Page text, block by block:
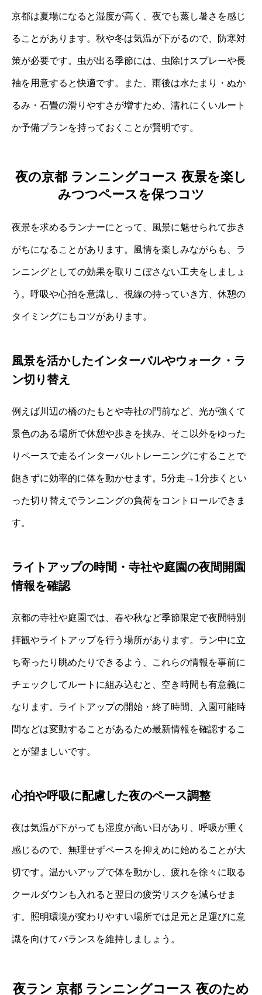
京都は夏場になると湿度が高く、夜でも蒸し暑さを感じ
ることがあります。秋や冬は気温が下がるので、防寒対
策が必要です。虫が出る季節には、虫除けスプレーや長
袖を用意すると快適です。また、雨後は水たまり・ぬか
るみ・石畳の滑りやすさが増すため、濡れにくいルート
か予備プランを持っておくことが賢明です。
夜の京都 ランニングコース 夜景を楽し
みつつペースを保つコツ
夜景を求めるランナーにとって、風景に魅せられて歩き
がちになることがあります。風情を楽しみながらも、ラ
ンニングとしての効果を取りこぼさない工夫をしましょ
う。呼吸や心拍を意識し、視線の持っていき方、休憩の
タイミングにもコツがあります。
風景を活かしたインターバルやウォーク・ラ
ン切り替え
例えば川辺の橋のたもとや寺社の門前など、光が強くて
景色のある場所で休憩や歩きを挟み、そこ以外をゆった
りペースで走るインターバルトレーニングにすることで
飽きずに効率的に体を動かせます。5分走→1分歩くとい
った切り替えでランニングの負荷をコントロールできま
す。
ライトアップの時間・寺社や庭園の夜間開園
情報を確認
京都の寺社や庭園では、春や秋など季節限定で夜間特別
拝観やライトアップを行う場所があります。ラン中に立
ち寄ったり眺めたりできるよう、これらの情報を事前に
チェックしてルートに組み込むと、空き時間も有意義に
なります。ライトアップの開始・終了時間、入園可能時
間などは変動することがあるため最新情報を確認するこ
とが望ましいです。
心拍や呼吸に配慮した夜のペース調整
夜は気温が下がっても湿度が高い日があり、呼吸が重く
感じるので、無理せずペースを抑えめに始めることが大
切です。温かいアップで体を動かし、疲れを徐々に取る
クールダウンも入れると翌日の疲労リスクを減らせま
す。照明環境が変わりやすい場所では足元と足運びに意
識を向けてバランスを維持しましょう。
夜ラン 京都 ランニングコース 夜のため